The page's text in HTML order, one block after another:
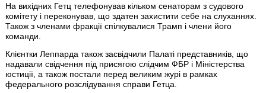
На вихідних Гетц телефонував кільком сенаторам з судового
комітету і переконував, що здатен захистити себе на слуханнях.
Також з членами фракції спілкувалися Трамп і члени його
команди.
Клієнтки Леппарда також засвідчили Палаті представників, що
надавали свідчення під присягою слідчим ФБР і Міністерства
юстиції, а також постали перед великим журі в рамках
федерального розслідування справи Гетца.